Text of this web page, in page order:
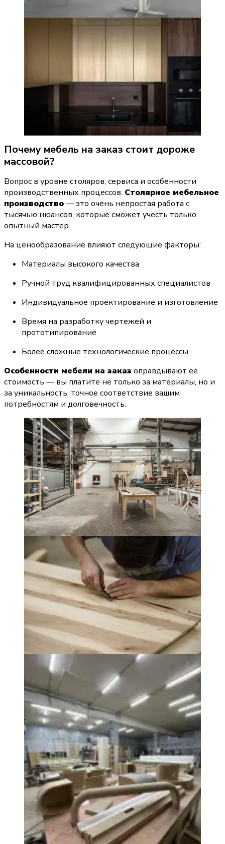
Почему мебель на заказ стоит дороже
массовой?
Вопрос в уровне столяров, сервиса и особенности
производственных процессов. Столярное мебельное
производство — это очень непростая работа с
тысячью нюансов, которые сможет учесть только
опытный мастер.
На ценообразование влияют следующие факторы:
Материалы высокого качества
Ручной труд квалифицированных специалистов
Индивидуальное проектирование и изготовление
Время на разработку чертежей и
прототипирование
Более сложные технологические процессы
Особенности мебели на заказ оправдывают её
стоимость — вы платите не только за материалы, но и
за уникальность, точное соответствие вашим
потребностям и долговечность.